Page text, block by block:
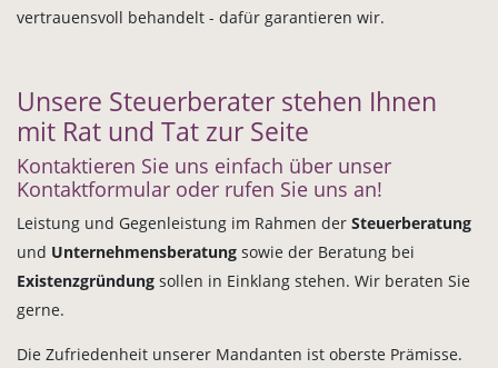
vertrauensvoll behandelt - dafür garantieren wir.
Unsere Steuerberater stehen Ihnen
mit Rat und Tat zur Seite
Kontaktieren Sie uns einfach über unser
Kontaktformular oder rufen Sie uns an!
Leistung und Gegenleistung im Rahmen der Steuerberatung
und Unternehmensberatung sowie der Beratung bei
Existenzgründung sollen in Einklang stehen. Wir beraten Sie
gerne.
Die Zufriedenheit unserer Mandanten ist oberste Prämisse.